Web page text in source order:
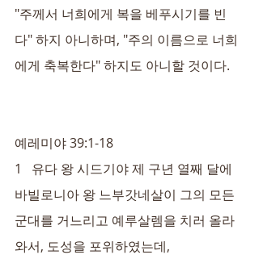
"주께서 너희에게 복을 베푸시기를 빈
다" 하지 아니하며, "주의 이름으로 너희
에게 축복한다" 하지도 아니할 것이다.
예레미야 39:1-18
1   유다 왕 시드기야 제 구년 열째 달에
바빌로니아 왕 느부갓네살이 그의 모든
군대를 거느리고 예루살렘을 치러 올라
와서, 도성을 포위하였는데,